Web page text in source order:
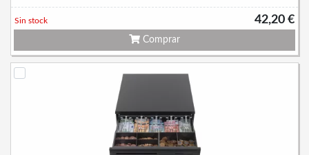
42,20 €
Sin stock
Comprar